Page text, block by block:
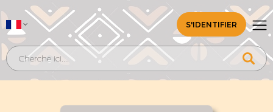
S'IDENTIFIER